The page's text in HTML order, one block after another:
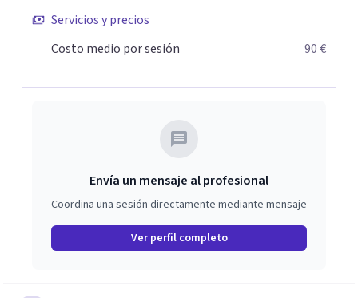
Máster en Terapia Cognitivo-Conductual y otro en
Psicodrama, profundizando en la mente humana y las
ofrecerte un espacio de confianza donde podamos
relaciones. Estoy aquí para acompañarte en ese proceso.
Servicios y precios
Costo medio por sesión
90 €
Envía un mensaje al profesional
Coordina una sesión directamente mediante mensaje
Ver perfil completo